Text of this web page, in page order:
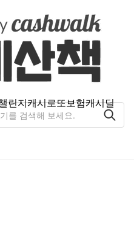
린지캐시로또보험캐시딜